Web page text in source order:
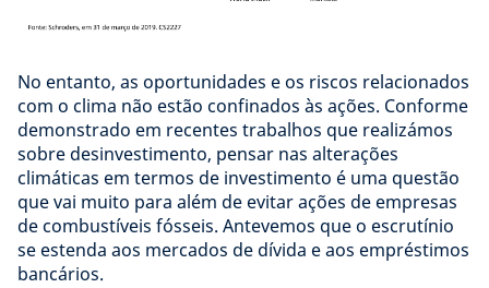
No entanto, as oportunidades e os riscos relacionados
com o clima não estão confinados às ações. Conforme
demonstrado em recentes trabalhos que realizámos
sobre desinvestimento, pensar nas alterações
climáticas em termos de investimento é uma questão
que vai muito para além de evitar ações de empresas
de combustíveis fósseis. Antevemos que o escrutínio
se estenda aos mercados de dívida e aos empréstimos
bancários.